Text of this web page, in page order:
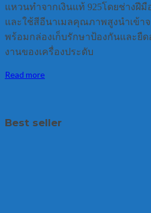
แหวนทำจากเงินแท้ 925โดยช่างฝี
และใช้สีอีนาเมลคุณภาพสูงนำเข้า
พร้อมกล่องเก็บรักษาป้องกันและยืด
งานของเครื่องประดับ
Read more
Best seller